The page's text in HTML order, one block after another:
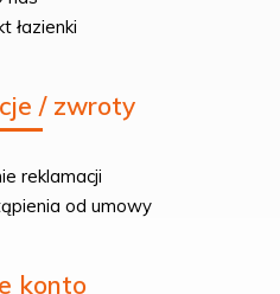
łazienki
/ zwroty
reklamacji
od umowy
konto